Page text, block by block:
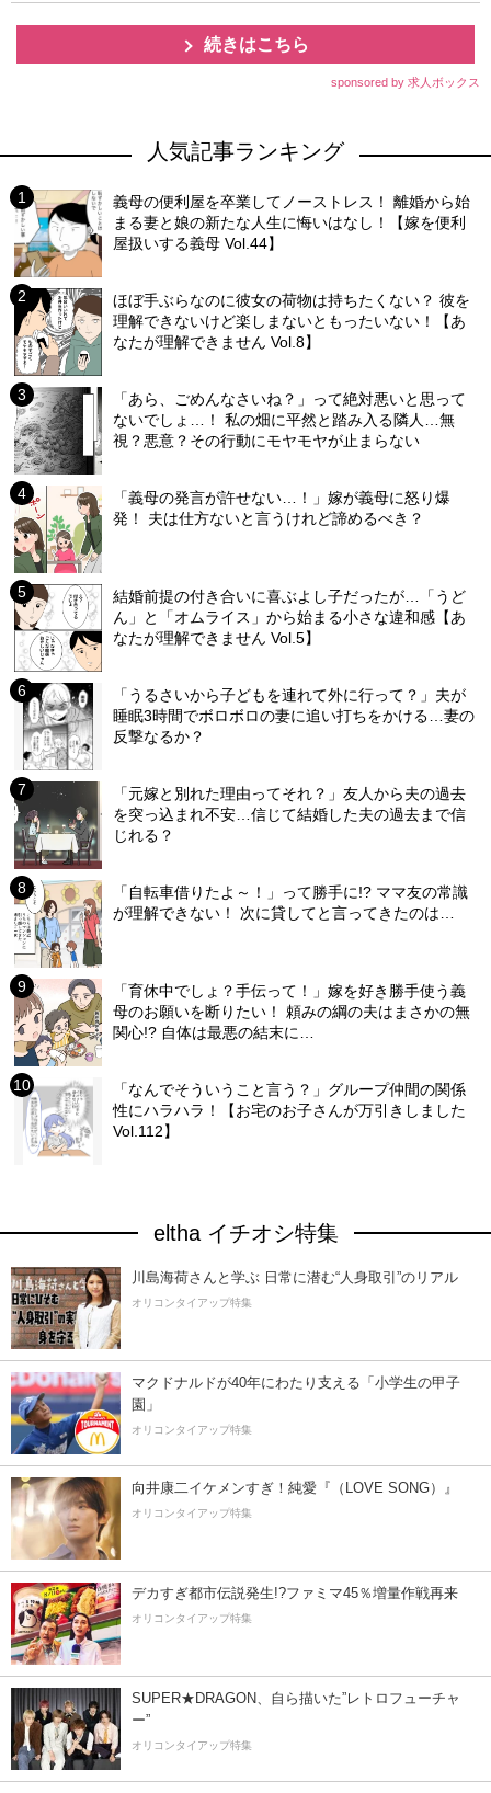
続きはこちら
sponsored by 求人ボックス
人気記事ランキング
義母の便利屋を卒業してノーストレス！ 離婚から始
まる妻と娘の新たな人生に悔いはなし！【嫁を便利
屋扱いする義母 Vol.44】
ほぼ手ぶらなのに彼女の荷物は持ちたくない？ 彼を
理解できないけど楽しまないともったいない！【あ
なたが理解できません Vol.8】
「あら、ごめんなさいね？」って絶対悪いと思って
ないでしょ…！ 私の畑に平然と踏み入る隣人…無
視？悪意？その行動にモヤモヤが止まらない
「義母の発言が許せない…！」嫁が義母に怒り爆
発！ 夫は仕方ないと言うけれど諦めるべき？
結婚前提の付き合いに喜ぶよし子だったが…「うど
ん」と「オムライス」から始まる小さな違和感【あ
なたが理解できません Vol.5】
「うるさいから子どもを連れて外に行って？」夫が
睡眠3時間でボロボロの妻に追い打ちをかける…妻の
反撃なるか？
「元嫁と別れた理由ってそれ？」友人から夫の過去
を突っ込まれ不安…信じて結婚した夫の過去まで信
じれる？
「自転車借りたよ～！」って勝手に!? ママ友の常識
が理解できない！ 次に貸してと言ってきたのは…
「育休中でしょ？手伝って！」嫁を好き勝手使う義
母のお願いを断りたい！ 頼みの綱の夫はまさかの無
関心!? 自体は最悪の結末に…
「なんでそういうこと言う？」グループ仲間の関係
性にハラハラ！【お宅のお子さんが万引きしました
Vol.112】
eltha イチオシ特集
川島海荷さんと学ぶ 日常に潜む“人身取引”のリアル
オリコンタイアップ特集
マクドナルドが40年にわたり支える「小学生の甲子
園」
オリコンタイアップ特集
向井康二イケメンすぎ！純愛『（LOVE SONG）』
オリコンタイアップ特集
デカすぎ都市伝説発生!?ファミマ45％増量作戦再来
オリコンタイアップ特集
SUPER★DRAGON、自ら描いた”レトロフューチャ
ー”
オリコンタイアップ特集